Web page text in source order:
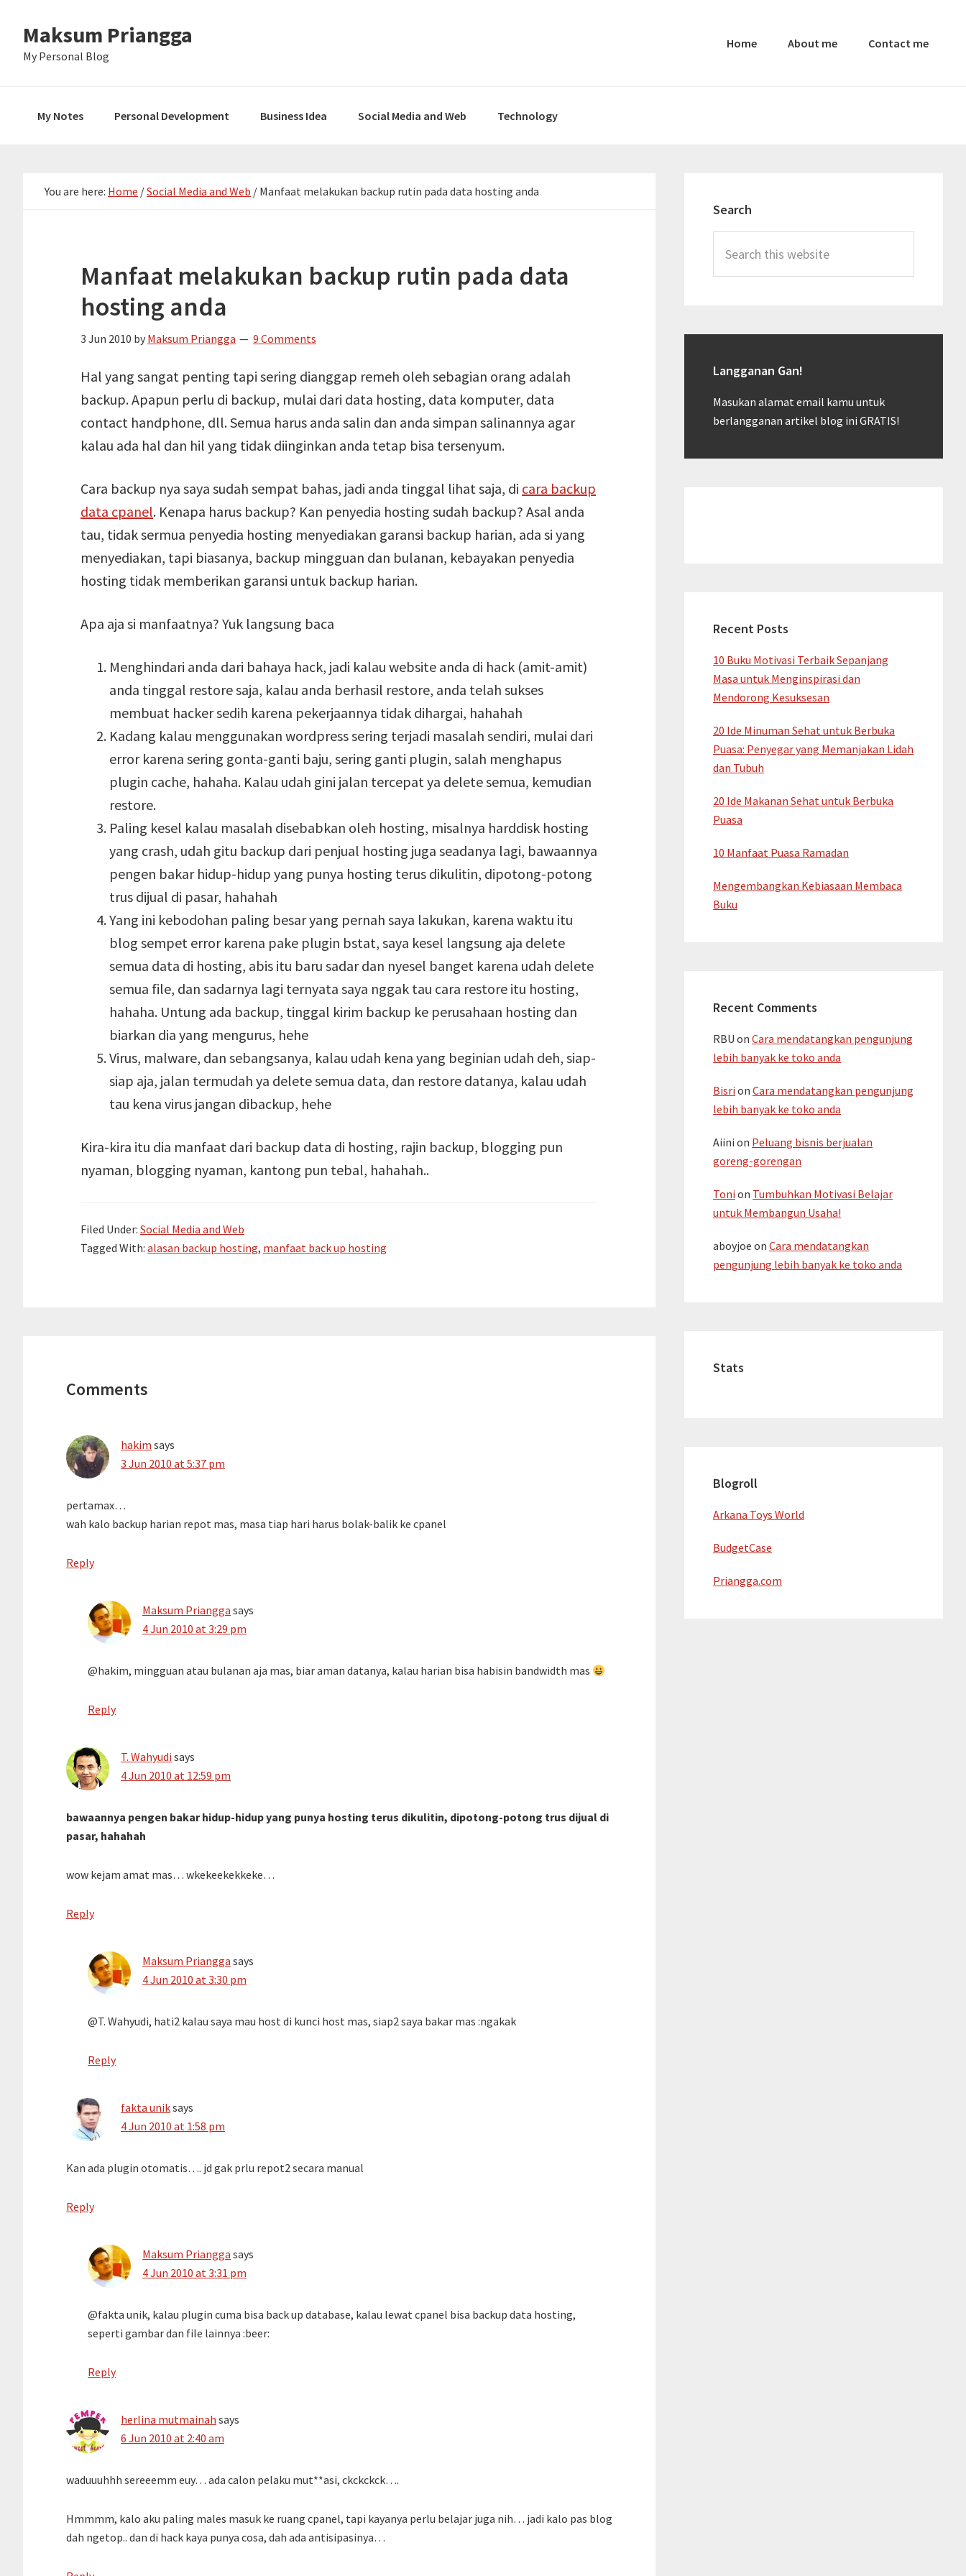
primary
main
primary
Maksum Priangga
My Personal Blog
Home About me Contact me
My Notes Personal Development Business Idea Social Media and Web Technology
You are here: Home /Social Media and Web / Manfaat melakukan backup rutin pada data hosting anda
Manfaat melakukan backup rutin pada data
hosting anda
3 Jun 2010 by Maksum Priangga 9 Comments
Hal yang sangat penting tapi sering dianggap remeh oleh sebagian orang adalah
backup. Apapun perlu di backup, mulai dari data hosting, data komputer, data
contact handphone, dll. Semua harus anda salin dan anda simpan salinannya agar
kalau ada hal dan hil yang tidak diinginkan anda tetap bisa tersenyum.
Cara backup nya saya sudah sempat bahas, jadi anda tinggal lihat saja, di cara backup
data cpanel. Kenapa harus backup? Kan penyedia hosting sudah backup? Asal anda
tau, tidak sermua penyedia hosting menyediakan garansi backup harian, ada si yang
menyediakan, tapi biasanya, backup mingguan dan bulanan, kebayakan penyedia
hosting tidak memberikan garansi untuk backup harian.
Apa aja si manfaatnya? Yuk langsung baca
Menghindari anda dari bahaya hack, jadi kalau website anda di hack (amit-amit)
anda tinggal restore saja, kalau anda berhasil restore, anda telah sukses
membuat hacker sedih karena pekerjaannya tidak dihargai, hahahah
Kadang kalau menggunakan wordpress sering terjadi masalah sendiri, mulai dari
error karena sering gonta-ganti baju, sering ganti plugin, salah menghapus
plugin cache, hahaha. Kalau udah gini jalan tercepat ya delete semua, kemudian
restore.
Paling kesel kalau masalah disebabkan oleh hosting, misalnya harddisk hosting
yang crash, udah gitu backup dari penjual hosting juga seadanya lagi, bawaannya
pengen bakar hidup-hidup yang punya hosting terus dikulitin, dipotong-potong
trus dijual di pasar, hahahah
Yang ini kebodohan paling besar yang pernah saya lakukan, karena waktu itu
blog sempet error karena pake plugin bstat, saya kesel langsung aja delete
semua data di hosting, abis itu baru sadar dan nyesel banget karena udah delete
semua file, dan sadarnya lagi ternyata saya nggak tau cara restore itu hosting,
hahaha. Untung ada backup, tinggal kirim backup ke perusahaan hosting dan
biarkan dia yang mengurus, hehe
Virus, malware, dan sebangsanya, kalau udah kena yang beginian udah deh, siap-
siap aja, jalan termudah ya delete semua data, dan restore datanya, kalau udah
tau kena virus jangan dibackup, hehe
Kira-kira itu dia manfaat dari backup data di hosting, rajin backup, blogging pun
nyaman, blogging nyaman, kantong pun tebal, hahahah..
Filed Under: Social Media and Web
Tagged With: alasan backup hosting, manfaat back up hosting
Comments
hakim says
3 Jun 2010 at 5:37 pm
pertamax…
wah kalo backup harian repot mas, masa tiap hari harus bolak-balik ke cpanel
Reply
Maksum Priangga says
4 Jun 2010 at 3:29 pm
@hakim, mingguan atau bulanan aja mas, biar aman datanya, kalau harian bisa habisin bandwidth mas
Reply
T. Wahyudi says
4 Jun 2010 at 12:59 pm
bawaannya pengen bakar hidup-hidup yang punya hosting terus dikulitin, dipotong-potong trus dijual di
pasar, hahahah
wow kejam amat mas… wkekeekekkeke…
Reply
Maksum Priangga says
4 Jun 2010 at 3:30 pm
@T. Wahyudi, hati2 kalau saya mau host di kunci host mas, siap2 saya bakar mas :ngakak
Reply
fakta uniksays
4 Jun 2010 at 1:58 pm
Kan ada plugin otomatis…. jd gak prlu repot2 secara manual
Reply
Maksum Priangga says
4 Jun 2010 at 3:31 pm
@fakta unik, kalau plugin cuma bisa back up database, kalau lewat cpanel bisa backup data hosting,
seperti gambar dan file lainnya :beer:
Reply
herlina mutmainah says
6 Jun 2010 at 2:40 am
waduuuhhh sereeemm euy… ada calon pelaku mut**asi, ckckckck….
Hmmmm, kalo aku paling males masuk ke ruang cpanel, tapi kayanya perlu belajar juga nih… jadi kalo pas blog
dah ngetop.. dan di hack kaya punya cosa, dah ada antisipasinya…
Sidebar
Search
this
website
Langganan Gan!
Masukan alamat email kamu untuk
berlangganan artikel blog ini GRATIS!
Recent Posts
10 Buku Motivasi Terbaik Sepanjang
Masa untuk Menginspirasi dan
Mendorong Kesuksesan
20 Ide Minuman Sehat untuk Berbuka
Puasa: Penyegar yang Memanjakan Lidah
dan Tubuh
20 Ide Makanan Sehat untuk Berbuka
Puasa
10 Manfaat Puasa Ramadan
Mengembangkan Kebiasaan Membaca
Buku
Recent Comments
RBU on Cara mendatangkan pengunjung
lebih banyak ke toko anda
Bisri on Cara mendatangkan pengunjung
lebih banyak ke toko anda
Aiini on Peluang bisnis berjualan
goreng-gorengan
Toni on Tumbuhkan Motivasi Belajar
untuk Membangun Usaha!
aboyjoe on Cara mendatangkan
pengunjung lebih banyak ke toko anda
Stats
Blogroll
Arkana Toys World
BudgetCase
Priangga.com